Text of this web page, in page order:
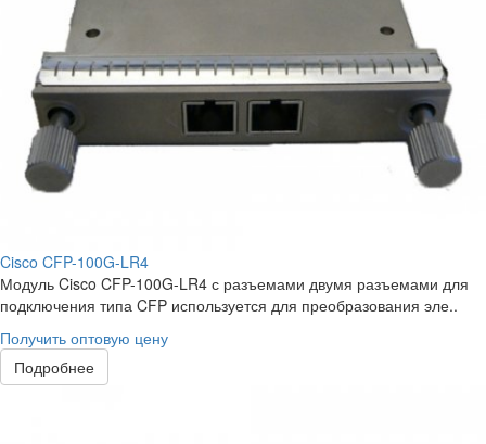
Cisco CFP-100G-LR4
Модуль Cisco CFP-100G-LR4 с разъемами двумя разъемами для
подключения типа CFP используется для преобразования эле..
Получить оптовую цену
Подробнее